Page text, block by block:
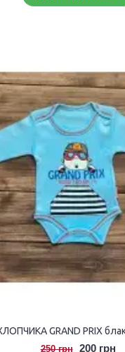
250 грн 200 грн